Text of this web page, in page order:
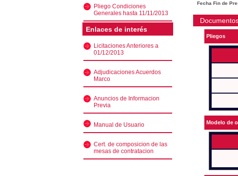
Pliego Condiciones
Generales hasta 11/11/2013
Enlaces de interés
Licitaciones Anteriores a
01/12/2013
Adjudicaciones Acuerdos
Marco
Anuncios de Informacion
Previa
Manual de Usuario
Cert. de composicion de las
mesas de contratacion
Fecha Fin de
Pliegos
Modelo de